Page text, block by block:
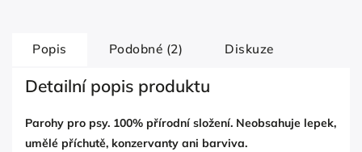
Popis Podobné (2) Diskuze
Detailní popis produktu
Parohy pro psy. 100% přírodní složení. Neobsahuje lepek,
umělé příchutě, konzervanty ani barviva.